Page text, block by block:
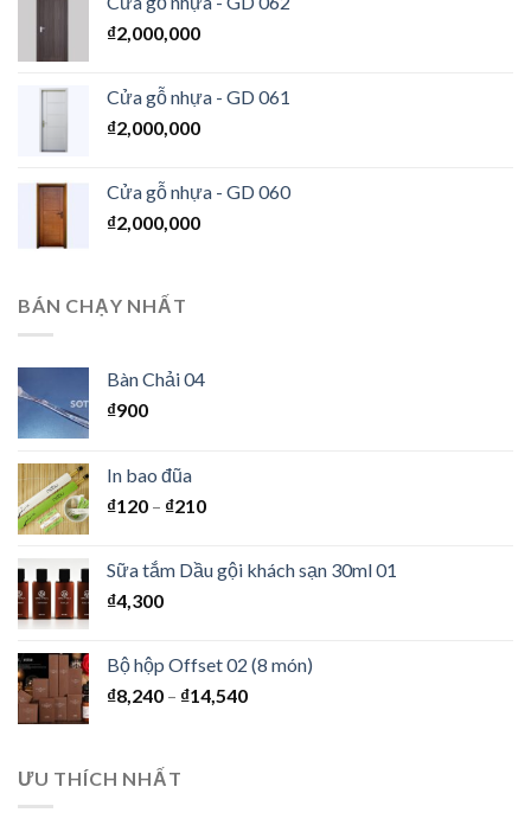
₫2,000,000
Cửa gỗ nhựa - GD 061
₫2,000,000
Cửa gỗ nhựa - GD 060
₫2,000,000
BÁN CHẠY NHẤT
Bàn Chải 04
₫900
In bao đũa
₫120 – ₫210
Sữa tắm Dầu gội khách sạn 30ml 01
₫4,300
Bộ hộp Offset 02 (8 món)
₫8,240 – ₫14,540
ƯU THÍCH NHẤT